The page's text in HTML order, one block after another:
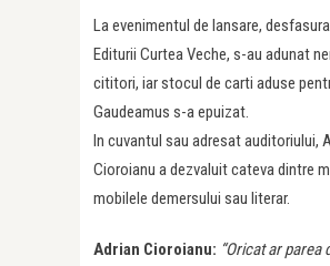
La evenimentul de lansare,
Editurii Curtea Veche, s-au adunat
cititori, iar stocul de carti aduse
Gaudeamus s-a epuizat.
In cuvantul sau adresat auditoriului,
Cioroianu a dezvaluit cateva dintre
mobilele demersului sau literar.
Adrian Cioroianu: “Oricat ar parea